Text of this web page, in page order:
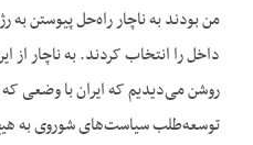
من بودند به ناچار راه‌حل پیوستن
داخل را انتخاب کردند. به ناچار
روشن می‌دیدیم که ایران با وضعی که
توسعه‌طلب سیاست‌های شوروی به